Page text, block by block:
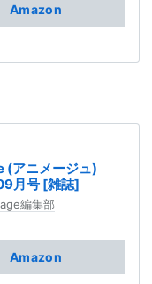
(講談社シリーズＭ
Amazon
(アニメージュ)
月号 [雑誌]
編集部
Amazon